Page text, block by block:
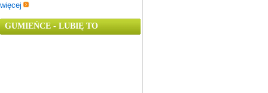
więcej
GUMIEŃCE - LUBIĘ TO